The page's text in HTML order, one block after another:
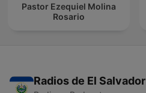
Pastor Ezequiel Molina
Rosario
Radios de El Salvador